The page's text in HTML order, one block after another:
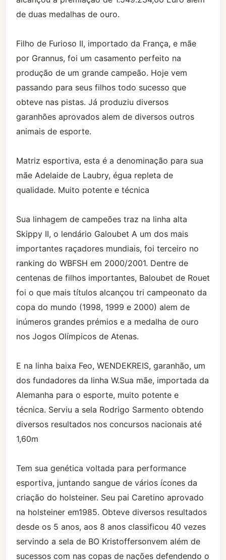
de duas medalhas de ouro.
Filho de Furioso II, importado da França, e mãe
por Grannus, foi um casamento perfeito na
produção de um grande campeão. Hoje vem
passando para seus filhos todo sucesso que
obteve nas pistas. Já produziu diversos
garanhões aprovados alem de diversos outros
animais de esporte.
Matriz esportiva, esta é a denominação para sua
mãe Adelaide de Laubry, égua repleta de
qualidade. Muito potente e técnica
Sua linhagem de campeões traz na linha alta
Skippy II, o lendário Galoubet A um dos mais
importantes raçadores mundiais, foi terceiro no
ranking do WBFSH em 2000/2001. Dentre de
centenas de filhos importantes, Baloubet de Rouet
foi o que mais títulos alcançou tri campeonato da
copa do mundo (1998, 1999 e 2000) alem de
inúmeros grandes prémios e a medalha de ouro
nos Jogos Olímpicos de Atenas.
E na linha baixa Feo, WENDEKREIS, garanhão, um
dos fundadores da linha W.Sua mãe, importada da
Alemanha para o esporte, muito potente e
técnica. Serviu a sela Rodrigo Sarmento obtendo
diversos resultados nos concursos nacionais até
1,60m
Tem sua genética voltada para performance
esportiva, juntando sangue de vários ícones da
criação do holsteiner. Seu pai Caretino aprovado
na holsteiner em1985. Obteve diversos resultados
desde os 5 anos, aos 8 anos classificou 40 vezes
servindo a sela de BO Kristoffersonvem além de
sucessos com nas copas de nações defendendo o